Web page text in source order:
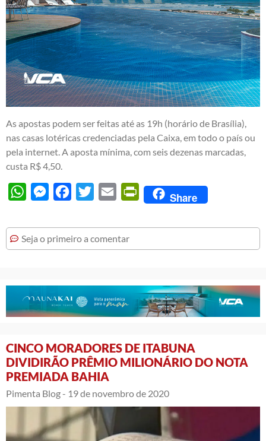
As apostas podem ser feitas até as 19h (horário de Brasília),
nas casas lotéricas credenciadas pela Caixa, em todo o país ou
pela internet. A aposta mínima, com seis dezenas marcadas,
custa R$ 4,50.
WhatsAppMessengerFacebook
Twitter Email PrintFriendly
Share
Seja o primeiro a comentar
CINCO MORADORES DE ITABUNA
DIVIDIRÃO PRÊMIO MILIONÁRIO DO NOTA
PREMIADA BAHIA
Pimenta Blog - 19 de novembro de 2020